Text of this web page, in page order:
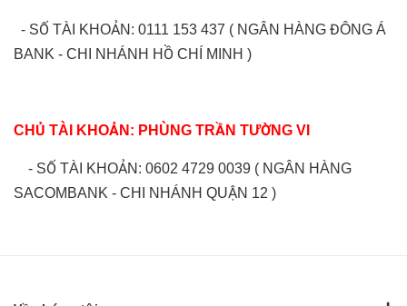
- SỐ TÀI KHOẢN: 0111 153 437 ( NGÂN HÀNG ĐÔNG Á
BANK - CHI NHÁNH HỒ CHÍ MINH )
CHỦ TÀI KHOẢN: PHÙNG TRẦN TƯỜNG VI
- SỐ TÀI KHOẢN: 0602 4729 0039 ( NGÂN HÀNG
SACOMBANK - CHI NHÁNH QUẬN 12 )